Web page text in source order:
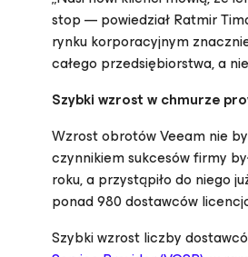
stop — powiedział Ratmir
rynku korporacyjnym
całego przedsiębiorstwa, a
Szybki wzrost w chmurze
Wzrost obrotów Veeam nie
czynnikiem sukcesów firmy
roku, a przystąpiło do niego
ponad 980 dostawców
Szybki wzrost liczby